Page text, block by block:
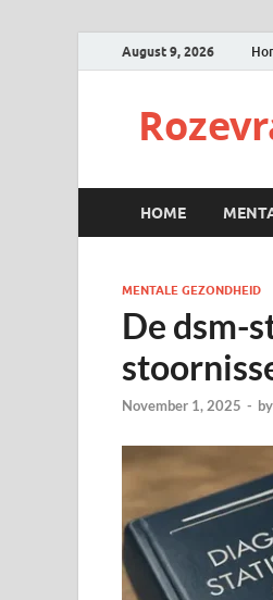
August 9, 2026
HOME
MENTALE GEZONDHEID
De dsm-
November 1, 2025 - by